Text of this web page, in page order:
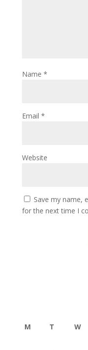
Name *
Email *
Website
Save my name,
for the next time I
M T W